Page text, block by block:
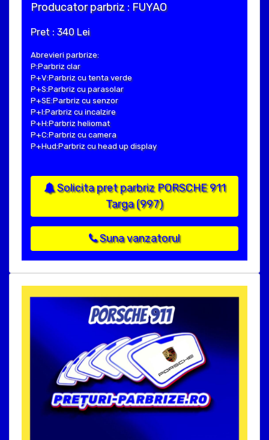
Producator parbriz : FUYAO
Pret : 340 Lei
Abrevieri parbrize:
P:Parbriz clar
P+V:Parbriz cu tenta verde
P+S:Parbriz cu parasolar
P+SE:Parbriz cu senzor
P+I:Parbriz cu incalzire
P+H:Parbriz heliomat
P+C:Parbriz cu camera
P+Hud:Parbriz cu head up display
Solicita pret parbriz PORSCHE 911
Targa (997)
Suna vanzatorul